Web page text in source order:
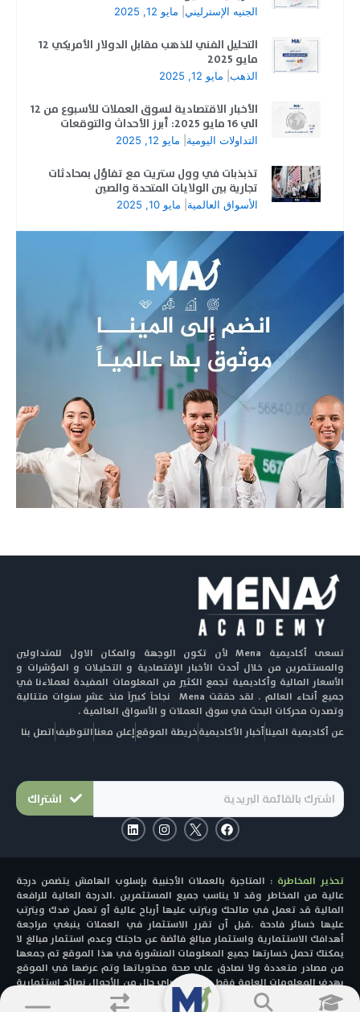
الجنيه الإسترليني مايو 12, 2025
التحليل الفني للذهب مقابل الدولار الأمريكي 12
مايو 2025
الذهب مايو 12, 2025
الأخبار الاقتصادية لسوق العملات للأسبوع من 12
الي 16 مايو 2025: أبرز الأحداث والتوقعات
التداولات اليومية مايو 12, 2025
تذبذبات في وول ستريت مع تفاؤل بمحادثات
تجارية بين الولايات المتحدة والصين
الأسواق العالمية مايو 10, 2025
تسعى أكاديمية Mena لأن تكون الوجهة والمكان الاول للمتداولين
والمستثمرين من خلال أحدث الأخبار الإقتصادية و التحليلات و المؤشرات و
الأسعار المالية وأكاديمية تجمع الكثير من المعلومات المفيدة لعملاءنا في
جميع أنحاء العالم . لقد حققت Mena نجاحاً كبيراً منذ عشر سنوات متتالية
وتصدرت محركات البحث في سوق العملات و الأسواق العالمية .
عن أكاديمية الميناأخبار الأكاديميةخريطة الموقعإعلن معناالتوظيفاتصل بنا
اشتراك
F
a
c
o
o
k
I
n
s
g
r
a
m
L
i
n
d
i
n
تحذير المخاطرة : المتاجرة بالعملات الأجنبية بإسلوب الهامش يتضمن درجة
عالية من المخاطر وقد لا يناسب جميع المستثمرين .الدرجة العالية للرافعة
المالية قد تعمل في صالحك ويترتب عليها أرباح عالية أو تعمل ضدك ويترتب
عليها خسائر فادحة .قبل أن تقرر الاستثمار في العملات ينبغي مراجعة
أهدافك الاستثمارية واستثمار مبالغ فائضة عن حاجتك وعدم استثمار مبالغ لا
يمكنك تحمل خسارتها جميع المعلومات المنشورة في هذا الموقع تم جمعها
من مصادر متعددة ولا نصادق على صحة محتوياتها وتم عرضها في الموقع
بهدف المعلومات العامة فقط ولا تعتبر باي حال من الأحوال نصائح استثمارية
او دعوة للانضمام